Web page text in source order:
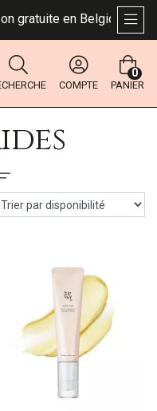
gratuite en Belgique dès
COMPTE PANIER
0